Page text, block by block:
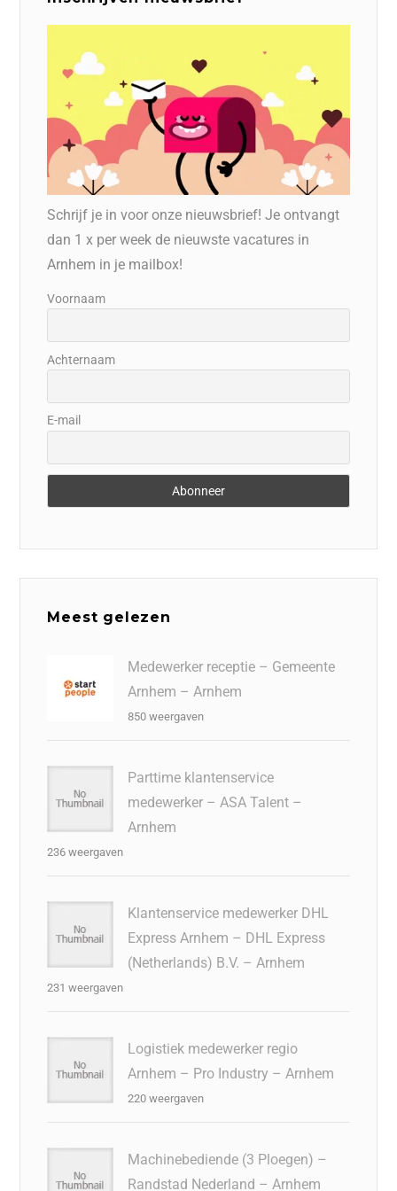
Schrijf je in voor onze nieuwsbrief! Je ontvangt
dan 1 x per week de nieuwste vacatures in
Arnhem in je mailbox!
Voornaam
Achternaam
E-mail
Meest gelezen
Medewerker receptie – Gemeente
Arnhem – Arnhem
850 weergaven
Parttime klantenservice
medewerker – ASA Talent –
Arnhem
236 weergaven
Klantenservice medewerker DHL
Express Arnhem – DHL Express
(Netherlands) B.V. – Arnhem
231 weergaven
Logistiek medewerker regio
Arnhem – Pro Industry – Arnhem
220 weergaven
Machinebediende (3 Ploegen) –
Randstad Nederland – Arnhem